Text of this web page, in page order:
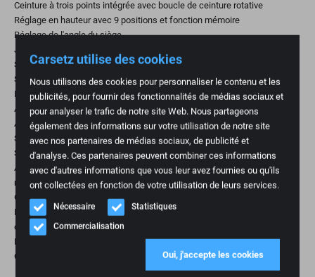
Carsetz utilise des cookies
Nous utilisons des cookies pour personnaliser le contenu et les
publicités, pour fournir des fonctionnalités de médias sociaux et
pour analyser le trafic de notre site Web. Nous partageons
également des informations sur votre utilisation de notre site
avec nos partenaires de médias sociaux, de publicité et
d'analyse. Ces partenaires peuvent combiner ces informations
avec d'autres informations que vous leur avez fournies ou qu'ils
ont collectées en fonction de votre utilisation de leurs services.
Nécessaire
Statistiques
Commercialisation
Oui, j'accepte les cookies
Ceinture à trois points intégrée avec boucle de ceinture rotative
Réglage en hauteur avec 9 positions et fonction mémoire
Réglage de l'angle du siège
Joues latérales du dossier réglables
Support d'épaule réglable
Siège latéral réglable
Extension du siège
Amortissement vertical réglable
Amortissement horizontal, verrouillable si nécessaire
Support pelvien réglable
Support de lordose réglable
Accoudoirs rabattables en cuir avec réglage de l'angle adapté à la
marque
Glissières à déverrouillage confortable
Pack Klima - chauffage à deux niveaux dans le dossier et le siège, ainsi
que ventilation
Mode de sortie du train d'atterrissage
Cuir noir en combinaison avec le tissu 3D aero silver